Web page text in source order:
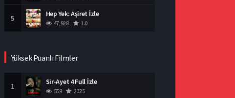
5 Hep Yek: Aşiret İzle
47,928 1.0
Yüksek Puanlı Filmler
1 Sir-Ayet 4 Full İzle
559 2025